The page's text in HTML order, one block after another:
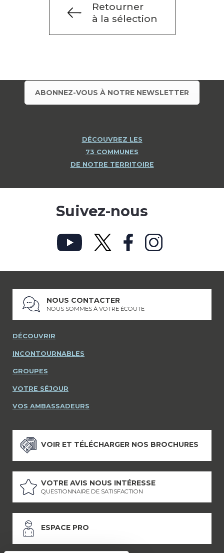
Retourner
à la sélection
ABONNEZ-VOUS À NOTRE NEWSLETTER
DÉCOUVREZ LES
73 COMMUNES
DE NOTRE TERRITOIRE
Suivez-nous
NOUS CONTACTER
NOUS SOMMES À VOTRE ÉCOUTE
DÉCOUVRIR
INCONTOURNABLES
GROUPES
VOTRE SÉJOUR
VOS AMBASSADEURS
VOIR ET TÉLÉCHARGER NOS BROCHURES
VOTRE AVIS NOUS INTÉRESSE
QUESTIONNAIRE DE SATISFACTION
ESPACE PRO